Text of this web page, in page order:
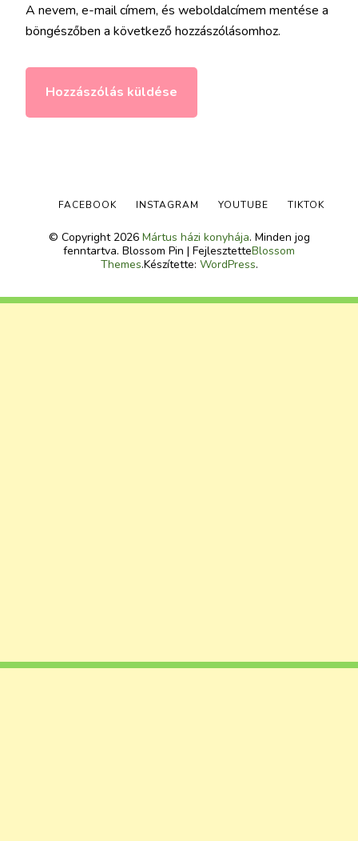
A nevem, e-mail címem, és weboldalcímem mentése a
böngészőben a következő hozzászólásomhoz.
© Copyright 2026 Mártus házi konyhája. Minden jog
fenntartva. Blossom Pin | FejlesztetteBlossom
Themes.Készítette: WordPress.
FACEBOOK INSTAGRAM YOUTUBE TIKTOK